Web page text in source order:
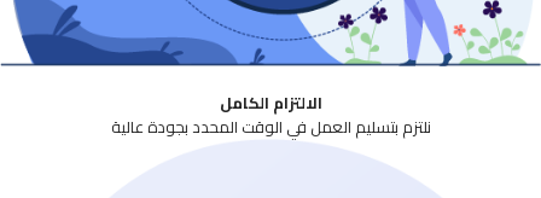
الالتزام الكامل
نلتزم بتسليم العمل في الوقت المحدد بجودة عالية